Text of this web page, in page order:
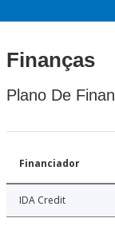
Finanças
Plano De
Financiador
IDA Credit